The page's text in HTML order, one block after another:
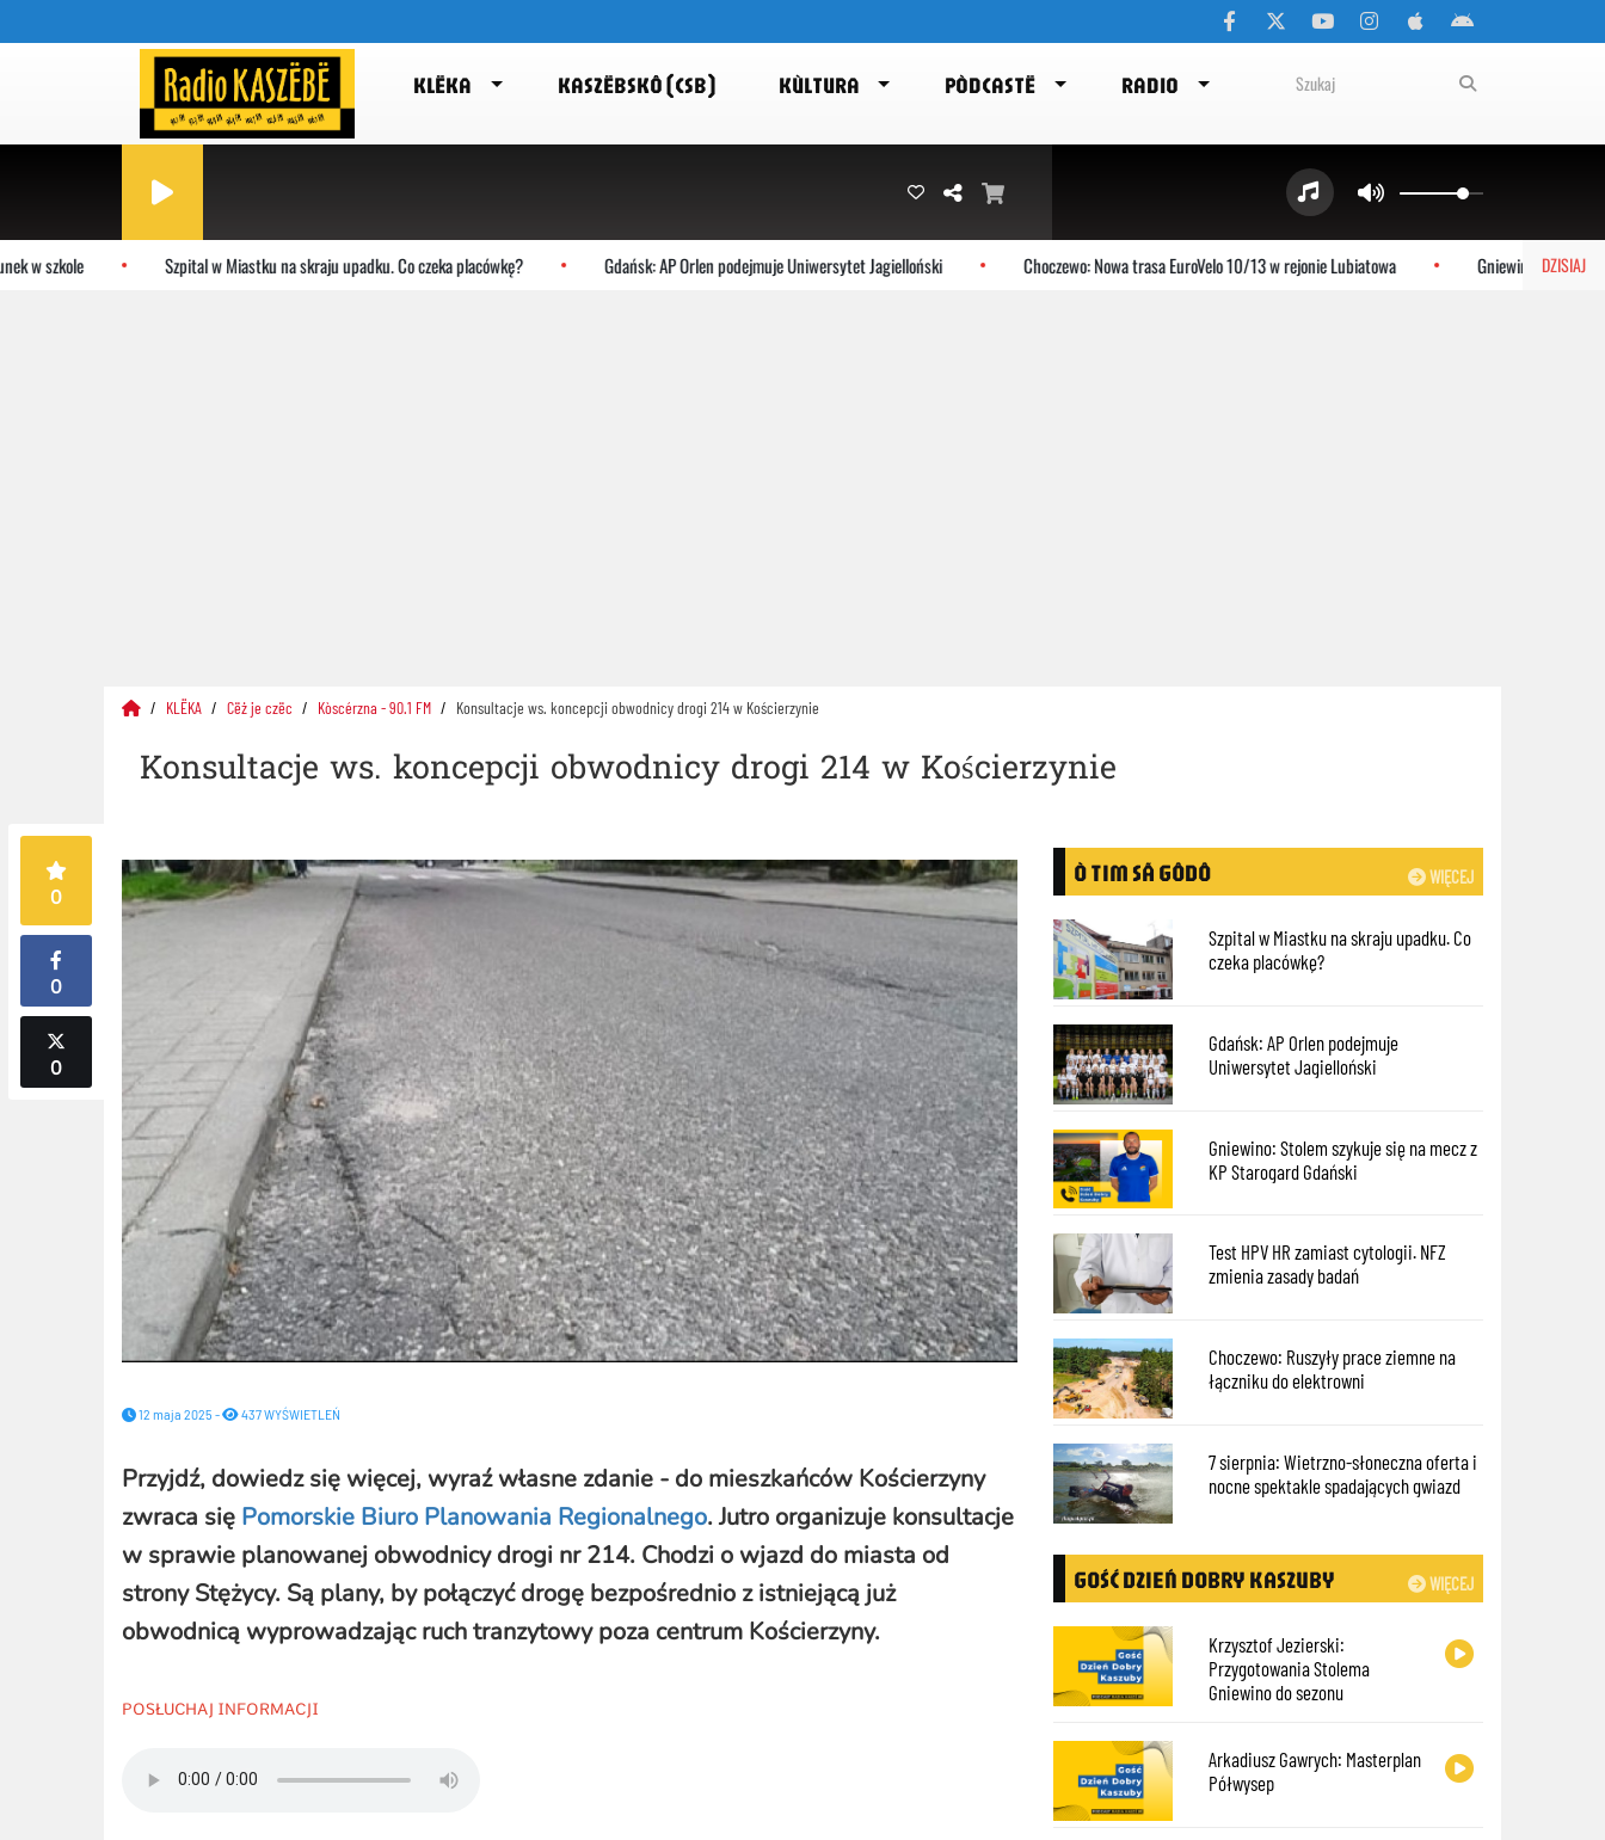
KLËKA KASZËBSKÔ (CSB) KÙLTURA PÒDCASTË RADIO
DZISIAJ
Szpital w Miastku na skraju upadku. Co czeka placówkę? Gdańsk: AP Orlen podejmuje Uniwersytet Jagielloński Choczewo: Nowa trasa EuroVelo 10/13 w rejonie Lubiatowa Gniewino: Stolem szykuje
KLËKA Cëż je czëc Kòscérzna - 90.1 FM Konsultacje ws. koncepcji obwodnicy drogi 214 w Kościerzynie
Konsultacje ws. koncepcji obwodnicy drogi 214 w Kościerzynie
0
0
0
12 maja 2025 - 437 WYŚWIETLEŃ
Przyjdź, dowiedz się więcej, wyraź własne zdanie - do mieszkańców Kościerzyny
zwraca się Pomorskie Biuro Planowania Regionalnego. Jutro organizuje konsultacje
w sprawie planowanej obwodnicy drogi nr 214. Chodzi o wjazd do miasta od
strony Stężycy. Są plany, by połączyć drogę bezpośrednio z istniejącą już
obwodnicą wyprowadzając ruch tranzytowy poza centrum Kościerzyny.
POSŁUCHAJ INFORMACJI
WIĘCEJ
Ò TIM SÃ GÔDÔ
Szpital w Miastku na skraju upadku. Co
czeka placówkę?
Gdańsk: AP Orlen podejmuje
Uniwersytet Jagielloński
Gniewino: Stolem szykuje się na mecz z
KP Starogard Gdański
Test HPV HR zamiast cytologii. NFZ
zmienia zasady badań
Choczewo: Ruszyły prace ziemne na
łączniku do elektrowni
7 sierpnia: Wietrzno-słoneczna oferta i
nocne spektakle spadających gwiazd
WIĘCEJ
GOŚĆ DZIEŃ DOBRY KASZUBY
Krzysztof Jezierski:
Przygotowania Stolema
Gniewino do sezonu
Arkadiusz Gawrych: Masterplan
Półwysep